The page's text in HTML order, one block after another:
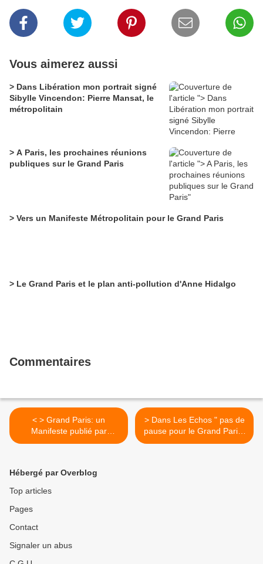
Vous aimerez aussi
> Dans Libération mon portrait signé
Sibylle Vincendon: Pierre Mansat, le
métropolitain
> A Paris, les prochaines réunions
publiques sur le Grand Paris
> Vers un Manifeste Métropolitain pour le Grand Paris
> Le Grand Paris et le plan anti-pollution d'Anne Hidalgo
Commentaires
< > Grand Paris: un
Manifeste publié par
plusieurs architectes de la
> Dans Les Echos " pas de
pause pour le Grand Paris"
>
Hébergé par Overblog
Top articles
Pages
Contact
Signaler un abus